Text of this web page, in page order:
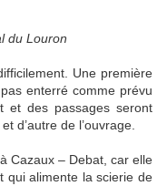
du Louron
Une première
enterré comme prévu
et des passages seront
d’autre de l’ouvrage.
Cazaux – Debat, car elle
qui alimente la scierie de